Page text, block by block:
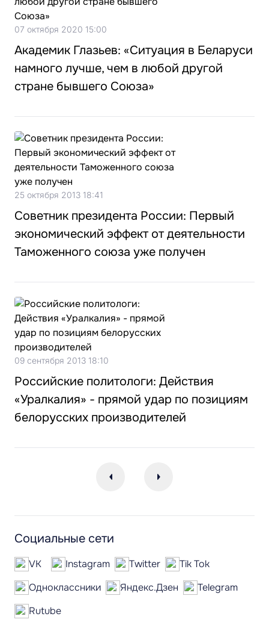
07 октября 2020 15:00
Академик Глазьев: «Ситуация в Беларуси
намного лучше, чем в любой другой
стране бывшего Союза»
25 октября 2013 18:41
Советник президента России: Первый
экономический эффект от деятельности
Таможенного союза уже получен
09 сентября 2013 18:10
Российские политологи: Действия
«Уралкалия» - прямой удар по позициям
белорусских производителей
Социальные сети
VK Instagram Twitter
Tik Tok
Одноклассники
Яндекс.Дзен
Telegram
Rutube